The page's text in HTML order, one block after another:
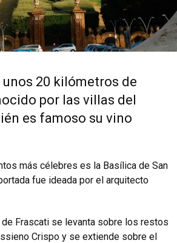
20 kilómetros de
por las villas del
es famoso su vino
más célebres es la Basílica de San
fue ideada por el arquitecto
de Frascati se levanta sobre los restos
Crispo y se extiende sobre el